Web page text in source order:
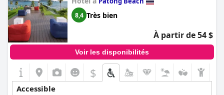
8,4 Très bien
À partir de 54 $
Voir les disponibilités
$
Accessible